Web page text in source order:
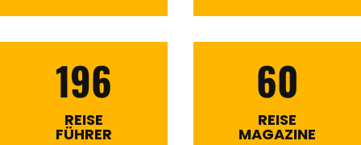
196
REISE
FÜHRER
60
REISE
MAGAZINE